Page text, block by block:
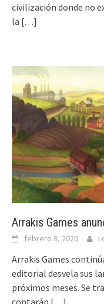
civilización donde no
la […]
Arrakis Games
febrero 8, 2020
Arrakis Games
editorial desvela sus
próximos meses. Se